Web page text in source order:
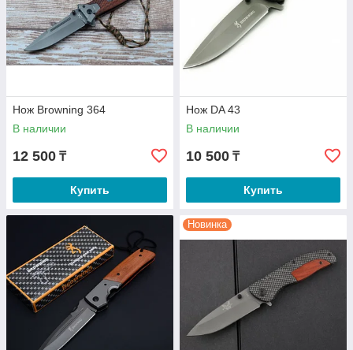
Нож Browning 364
В наличии
12 500 ₸
Купить
Нож DA 43
В наличии
10 500 ₸
Купить
Новинка